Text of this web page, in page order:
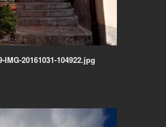
IMG-20161031-104922.jpg